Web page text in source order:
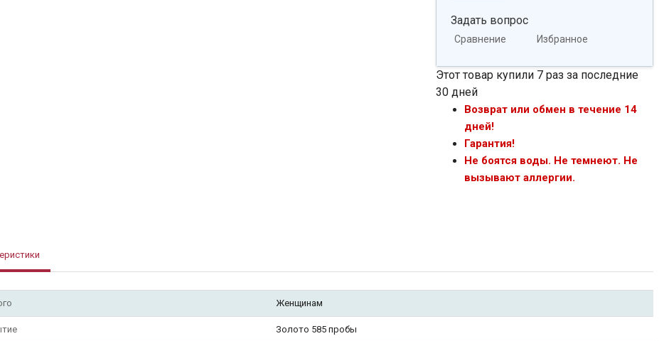
Задать вопрос
Сравнение Избранное
Этот товар купили 7 раз за последние
30 дней
Возврат или обмен в течение 14
дней!
Гарантия!
Не боятся воды. Не темнеют. Не
вызывают аллергии.
Женщинам
Золото 585 пробы